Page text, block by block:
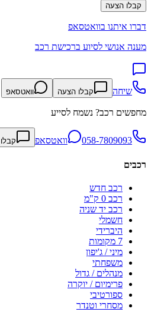
קבלו הצעה
דברו איתנו בוואטסאפ
מענה אנושי לסיוע ברכישת רכב
שיחה קבלו הצעה וואטסאפ
מחפשים רכב? נשמח לסייע
058-7809093 וואטסאפ
רכבים
רכב חדש
רכב 0 ק"מ
רכב יד שניה
חשמלי
היברידי
7 מקומות
מיני / ג'יפון
משפחתי
מנהלים / גדול
פרימיום / יוקרה
ספורטיבי
מסחרי וטנדר